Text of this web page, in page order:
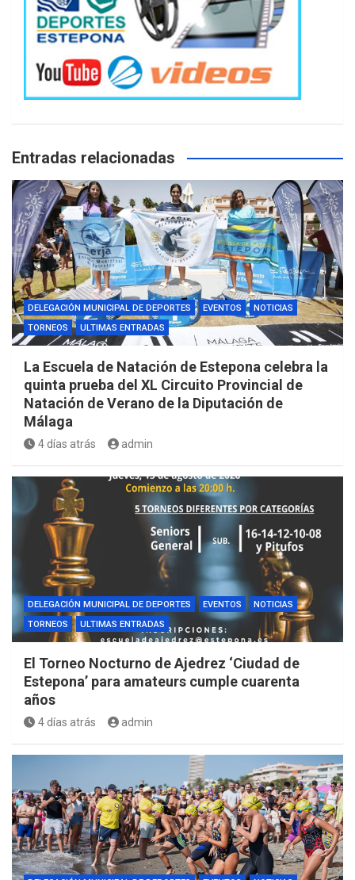
Entradas relacionadas
DELEGACIÓN MUNICIPAL DE DEPORTES EVENTOS
NOTICIAS
TORNEOS
ULTIMAS ENTRADAS
La Escuela de Natación de Estepona celebra la
quinta prueba del XL Circuito Provincial de
Natación de Verano de la Diputación de
Málaga
4 días atrás admin
DELEGACIÓN MUNICIPAL DE DEPORTES EVENTOS
NOTICIAS
TORNEOS
ULTIMAS ENTRADAS
El Torneo Nocturno de Ajedrez ‘Ciudad de
Estepona’ para amateurs cumple cuarenta
años
4 días atrás admin